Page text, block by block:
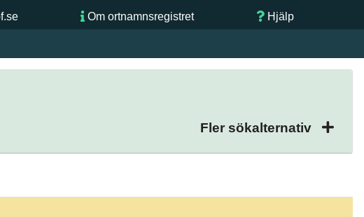
Om ortnamnsregistret Hjälp
Fler sökalternativ